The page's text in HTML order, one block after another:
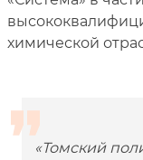
химической
«Томский